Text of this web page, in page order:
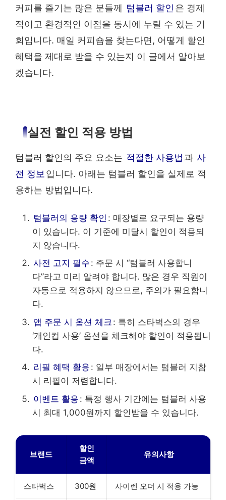
커피를 즐기는 많은 분들께 텀블러 할인 은 경제
적이고 환경적인 이점을 동시에 누릴 수 있는 기
회입니다. 매일 커피숍을 찾는다면, 어떻게 할인
혜택을 제대로 받을 수 있는지 이 글에서 알아보
겠습니다.
실전 할인 적용 방법
텀블러 할인의 주요 요소는 적절한 사용법 과 사
전 정보 입니다. 아래는 텀블러 할인을 실제로 적
용하는 방법입니다.
텀블러의 용량 확인 : 매장별로 요구되는 용량
이 있습니다. 이 기준에 미달시 할인이 적용되
지 않습니다.
사전 고지 필수 : 주문 시 “텀블러 사용합니
다”라고 미리 알려야 합니다. 많은 경우 직원이
자동으로 적용하지 않으므로, 주의가 필요합니
다.
앱 주문 시 옵션 체크 : 특히 스타벅스의 경우
‘개인컵 사용’ 옵션을 체크해야 할인이 적용됩니
다.
리필 혜택 활용 : 일부 매장에서는 텀블러 지참
시 리필이 저렴합니다.
이벤트 활용 : 특정 행사 기간에는 텀블러 사용
시 최대 1,000원까지 할인받을 수 있습니다.
브랜드
할인
금액
유의사항
스타벅스 300원 사이렌 오더 시 적용 가능